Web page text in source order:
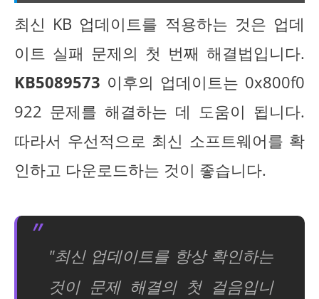
최신 KB 업데이트를 적용하는 것은 업데
이트 실패 문제의 첫 번째 해결법입니다.
KB5089573 이후의 업데이트는 0x800f0
922 문제를 해결하는 데 도움이 됩니다.
따라서 우선적으로 최신 소프트웨어를 확
인하고 다운로드하는 것이 좋습니다.
"최신 업데이트를 항상 확인하는
것이 문제 해결의 첫 걸음입니